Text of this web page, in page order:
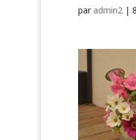
par admin2|